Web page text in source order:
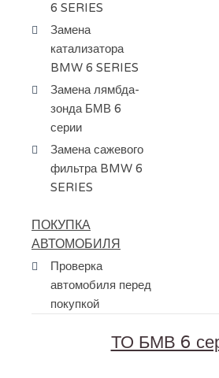
6 SERIES
Замена
катализатора
BMW 6 SERIES
Замена лямбда-
зонда БМВ 6
серии
Замена сажевого
фильтра BMW 6
SERIES
ПОКУПКА
АВТОМОБИЛЯ
Проверка
автомобиля перед
покупкой
ТО БМВ 6